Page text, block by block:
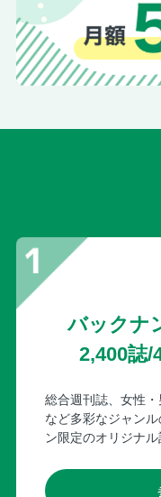
バックナ
2,400誌/
総合週刊誌、女性
など多彩なジャン
ン限定のオリジナル